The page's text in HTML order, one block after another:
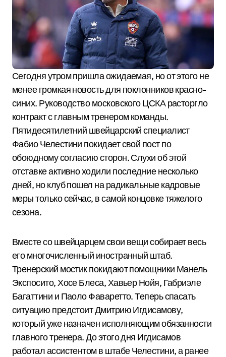
Сегодня утром пришла ожидаемая, но от этого не
менее громкая новость для поклонников красно-
синих. Руководство московского ЦСКА расторгло
контракт с главным тренером команды.
Пятидесятилетний швейцарский специалист
Фабио Челестини покидает свой пост по
обоюдному согласию сторон. Слухи об этой
отставке активно ходили последние несколько
дней, но клуб пошел на радикальные кадровые
меры только сейчас, в самой концовке тяжелого
сезона.
Вместе со швейцарцем свои вещи собирает весь
его многочисленный иностранный штаб.
Тренерский мостик покидают помощники Манель
Экспосито, Хосе Блеса, Хавьер Нойя, Габриэле
Багаттини и Паоло Фаваретто. Теперь спасать
ситуацию предстоит Дмитрию Игдисамову,
который уже назначен исполняющим обязанности
главного тренера. До этого дня Игдисамов
работал ассистентом в штабе Челестини, а ранее